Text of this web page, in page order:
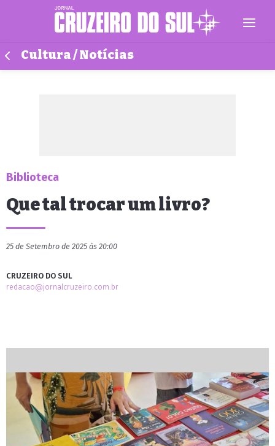
Cultura / Notícias
Biblioteca
Que tal trocar um livro?
25 de Setembro de 2025 às 20:00
CRUZEIRO DO SUL
redacao@jornalcruzeiro.com.br